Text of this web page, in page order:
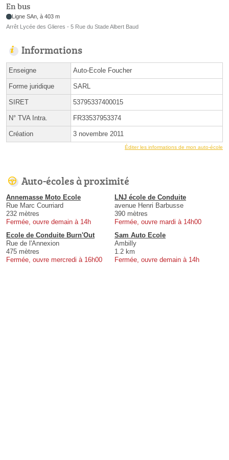
En bus
Ligne SAn, à 403 m
Arrêt Lycée des Glieres - 5 Rue du Stade Albert Baud
Informations
Enseigne Auto-Ecole Foucher
Forme juridique SARL
SIRET 53795337400015
N° TVA Intra. FR33537953374
Création 3 novembre 2011
Éditer les informations de mon auto-école
Auto-écoles à proximité
Annemasse Moto Ecole
Rue Marc Courriard
232 mètres
Fermée, ouvre demain à 14h
LNJ école de Conduite
avenue Henri Barbusse
390 mètres
Fermée, ouvre mardi à 14h00
Ecole de Conduite Burn'Out
Rue de l'Annexion
475 mètres
Fermée, ouvre mercredi à 16h00
Sam Auto Ecole
Ambilly
1.2 km
Fermée, ouvre demain à 14h